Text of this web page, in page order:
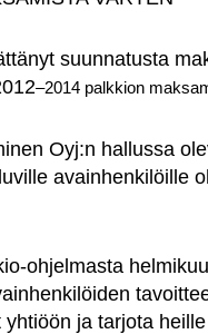
suunnatusta
–2014 palkkion
Oyj:n hallussa
avainhenkilöille
ohjelmasta
ja tarjota